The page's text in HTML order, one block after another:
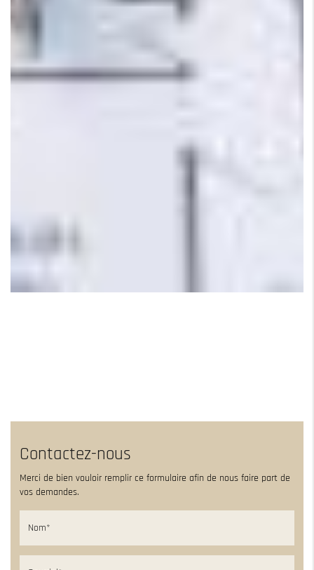
Contactez-nous
Merci de bien vouloir remplir ce formulaire afin de nous faire part de
vos demandes.